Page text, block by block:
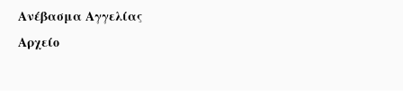
Ανέβασμα Αγγελίας
Αρχείο